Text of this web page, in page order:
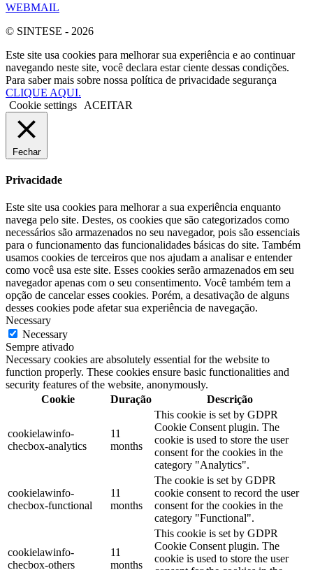
WEBMAIL
© SINTESE - 2026
Este site usa cookies para melhorar sua experiência e ao continuar
navegando neste site, você declara estar ciente dessas condições.
Para saber mais sobre nossa política de privacidade segurança
CLIQUE AQUI.
Cookie settings
ACEITAR
Fechar
Privacidade
Este site usa cookies para melhorar a sua experiência enquanto
navega pelo site. Destes, os cookies que são categorizados como
necessários são armazenados no seu navegador, pois são essenciais
para o funcionamento das funcionalidades básicas do site. Também
usamos cookies de terceiros que nos ajudam a analisar e entender
como você usa este site. Esses cookies serão armazenados em seu
navegador apenas com o seu consentimento. Você também tem a
opção de cancelar esses cookies. Porém, a desativação de alguns
desses cookies pode afetar sua experiência de navegação.
Necessary
Necessary
Sempre ativado
Necessary cookies are absolutely essential for the website to
function properly. These cookies ensure basic functionalities and
security features of the website, anonymously.
Cookie
Duração Descrição
cookielawinfo-
checbox-analytics
11
months
This cookie is set by GDPR
Cookie Consent plugin. The
cookie is used to store the user
consent for the cookies in the
category "Analytics".
cookielawinfo-
checbox-functional
11
months
The cookie is set by GDPR
cookie consent to record the user
consent for the cookies in the
category "Functional".
cookielawinfo-
checbox-others
11
months
This cookie is set by GDPR
Cookie Consent plugin. The
cookie is used to store the user